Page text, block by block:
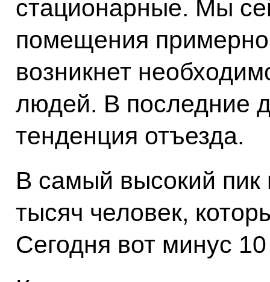
стационарные. Мы
помещения
возникнет
людей. В последние
тенденция отъезда.
В самый высокий пик
тысяч человек,
Сегодня вот минус